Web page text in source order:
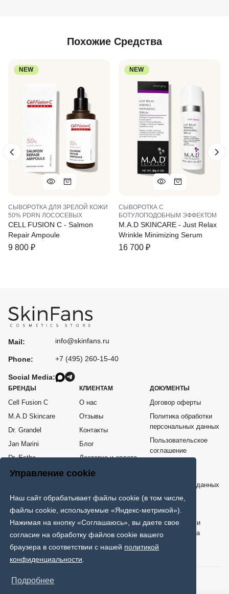
Управление cookie
Наш сайт обрабатывает файлы cookie (в том числе,
файлы cookie, используемые «Яндекс-метрикой»).
Нажимая на кнопку «Соглашаюсь», вы даете свое
согласие на обработку файлов cookie вашего
браузера в соответствии с нашей политикой
конфиденциальности.
Подробнее
Похожие Средства
NEW
СЫВОРОТКА ДЛЯ ЗРЕЛОЙ КОЖИ
50% PDRN ЛОСОСЕВЫХ
CELL FUSION C - Salmon
Rеpair Ampoule
9 800 ₽
NEW
СЫВОРОТКА С
БОТУЛОПОДОБНЫМ ЭФФЕКТОМ
M.A.D SKINCARE - Just Relax
Wrinkle Minimizing Serum
16 700 ₽
Mail:
Phone:
Social Media:
info@skinfans.ru
+7 (495) 260-15-40
БРЕНДЫ
Cell Fusion C
M.A.D Skincare
Dr. Grandel
Jan Marini
Dr. Esthe
Me Line
КЛИЕНТАМ
О нас
Отзывы
Контакты
Блог
Доставка и оплата
Возврат товара
ДОКУМЕНТЫ
Договор оферты
Политика обработки
персональных данных
Пользовательское
соглашение
персональных данных
Карта сайта
ИНТЕРНЕТ - МАГАЗИН ПРОФЕССИОНАЛЬНОЙ КОСМЕТИКИ
Только клинически проверенная и протестированная врачами
дерматологами и косметологами эффективная космецевтика
мировых брендов.
© 2026 SkinFans. Все права защищены.